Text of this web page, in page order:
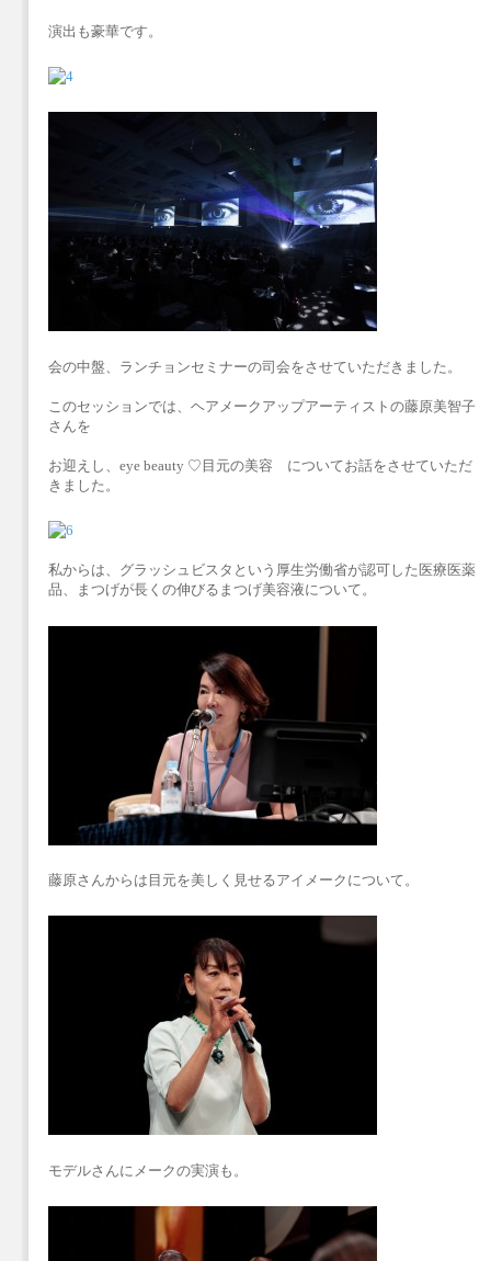
演出も豪華です。
会の中盤、ランチョンセミナーの司会をさせていただきました。
このセッションでは、ヘアメークアップアーティストの藤原美智子
さんを
お迎えし、eye beauty ♡目元の美容 についてお話をさせていただ
きました。
私からは、グラッシュビスタという厚生労働省が認可した医療医薬
品、まつげが長くの伸びるまつげ美容液について。
藤原さんからは目元を美しく見せるアイメークについて。
モデルさんにメークの実演も。